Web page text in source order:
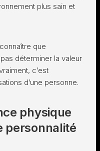
plus sain et
que
déterminer la valeur
c’est
d’une personne.
physique
personnalité